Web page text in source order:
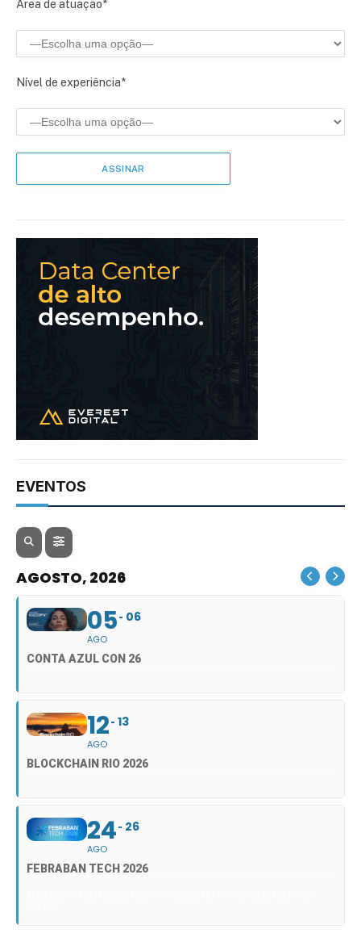
Área de atuação*
Nível de experiência*
EVENTOS
AGOSTO, 2026
05
AGO
06
CONTA AZUL CON 26
12
AGO
13
BLOCKCHAIN RIO 2026
24
AGO
26
FEBRABAN TECH 2026